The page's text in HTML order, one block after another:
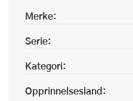
Merke:
Serie:
Kategori:
Opprinnelsesland: